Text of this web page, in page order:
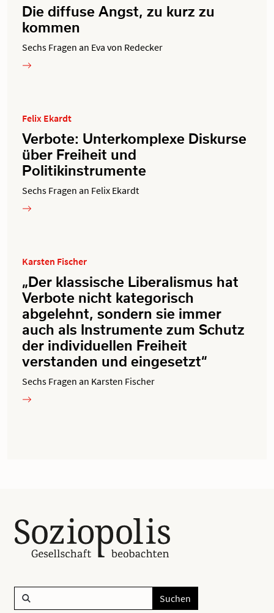
Die diffuse Angst, zu kurz zu
kommen
Sechs Fragen an Eva von Redecker
Felix Ekardt
Verbote: Unterkomplexe Diskurse
über Freiheit und
Politikinstrumente
Sechs Fragen an Felix Ekardt
Karsten Fischer
„Der klassische Liberalismus hat
Verbote nicht kategorisch
abgelehnt, sondern sie immer
auch als Instrumente zum Schutz
der individuellen Freiheit
verstanden und eingesetzt“
Sechs Fragen an Karsten Fischer
Suchen